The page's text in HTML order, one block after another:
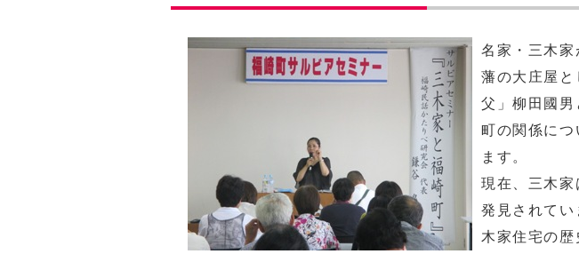
名家・三木
藩の大庄屋
父」柳田國
町の関係に
ます。
現在、三木
発見されて
木家住宅の